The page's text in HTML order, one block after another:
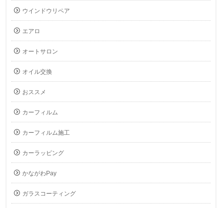
ウインドウリペア
エアロ
オートサロン
オイル交換
おススメ
カーフィルム
カーフィルム施工
カーラッピング
かながわPay
ガラスコーティング